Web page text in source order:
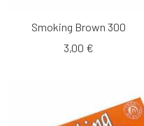
Smoking Brown 300
3,00 €